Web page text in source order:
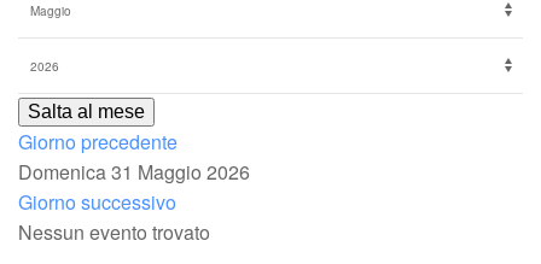
Salta al mese
Giorno precedente
Domenica 31 Maggio 2026
Giorno successivo
Nessun evento trovato